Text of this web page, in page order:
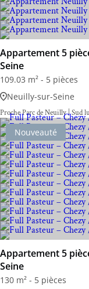
Appartement 5
Seine
109.03 m² - 5 pièces
Neuilly-sur-Seine
Proche Parc de Neuilly | Sud
Nouveauté
Appartement 5
Seine
130 m² - 5 pièces